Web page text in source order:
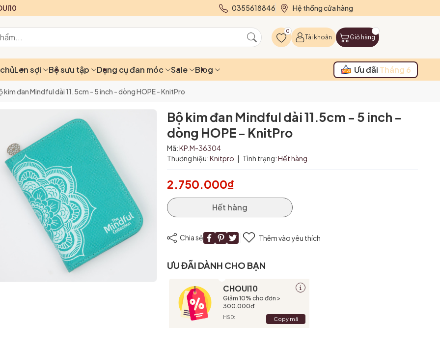
0355618846 Hệ thống cửa hàng
0
Tài khoản Giỏ hàng
Len sợi Bộ sưu tập Dụng cụ đan móc Sale Blog Ưu đãi Tháng 6
kim đan Mindful dài 11.5cm - 5 inch - dòng HOPE - KnitPro
Bộ kim đan Mindful dài 11.5cm - 5 inch -
dòng HOPE - KnitPro
Mã:KP.M-36304
Thương hiệu:Knitpro | Tình trạng:Hết hàng
2.750.000₫
Hết hàng
Chia sẻ Thêm vào yêu thích
ƯU ĐÃI DÀNH CHO BẠN
CHOUI10
Giảm 10% cho đơn >
300.000đ
HSD: Copy mã